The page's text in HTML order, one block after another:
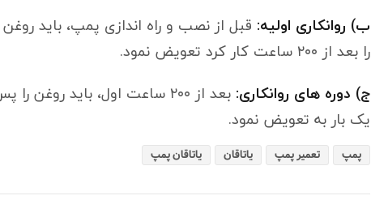
ب) روانکاری اولیه: قبل از نصب و راه اندازی پمپ، باید
را بعد از ۲۰۰ ساعت کار کرد تعویض نمود.
ج) دوره های روانکاری:
یک بار به تعویض نمود.
پمپ تعمیر پمپ یاتاقان یاتاقان پمپ